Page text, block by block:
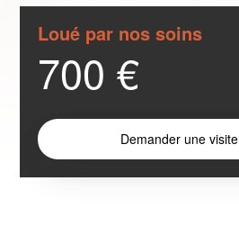
Loué par nos soins
700 €
Demander une visite